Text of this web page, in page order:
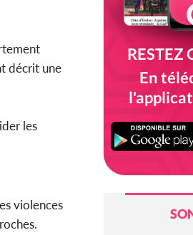
décrit une
les
violences
RESTEZ
En